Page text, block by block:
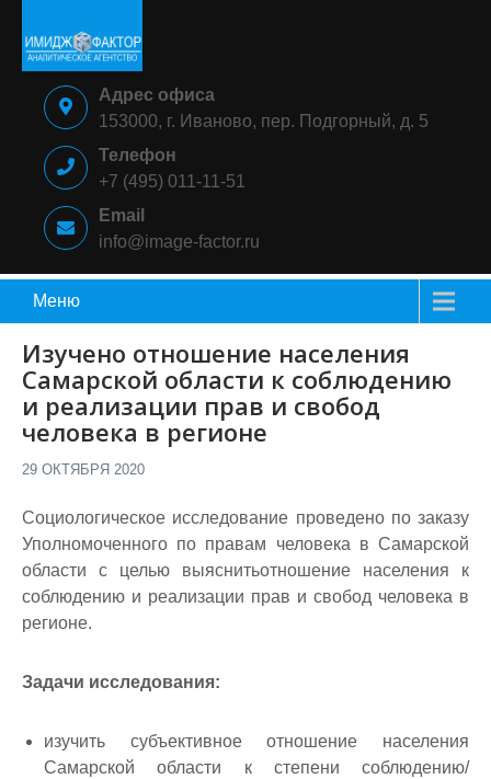
content
ИМИДЖ-
ФАКТОР
Аналитическое
агентство
Адрес офиса
153000, г. Иваново, пер. Подгорный, д. 5
Телефон
+7 (495) 011-11-51
Email
info@image-factor.ru
Меню
Изучено отношение населения
Самарской области к соблюдению
и реализации прав и свобод
человека в регионе
29 ОКТЯБРЯ 2020
Социологическое исследование проведено по заказу
Уполномоченного по правам человека в Самарской
области с целью выяснитьотношение населения к
соблюдению и реализации прав и свобод человека в
регионе.
Задачи исследования:
изучить субъективное отношение населения
Самарской области к степени соблюдению/